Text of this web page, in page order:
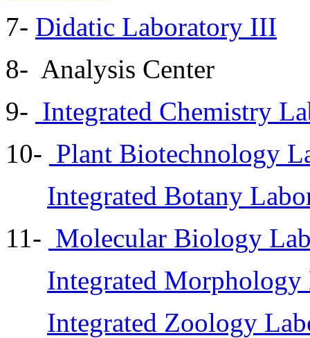
7- Didatic Laboratory III
8- Analysis Center
9- Integrated Chemistry
10- Plant Biotechnology
Integrated Botany
11- Molecular Biology
Integrated Morphology
Integrated Zoology